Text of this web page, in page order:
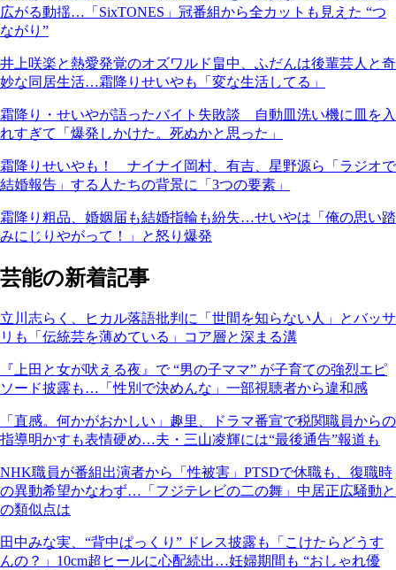
広がる動揺…「SixTONES」冠番組から全カットも見えた “つ
ながり”
井上咲楽と熱愛発覚のオズワルド畠中、ふだんは後輩芸人と奇
妙な同居生活…霜降りせいやも「変な生活してる」
霜降り・せいやが語ったバイト失敗談 自動皿洗い機に皿を入
れすぎて「爆発しかけた。死ぬかと思った」
霜降りせいやも！ ナイナイ岡村、有吉、星野源ら「ラジオで
結婚報告」する人たちの背景に「3つの要素」
霜降り粗品、婚姻届も結婚指輪も紛失…せいやは「俺の思い踏
みにじりやがって！」と怒り爆発
芸能の新着記事
立川志らく、ヒカル落語批判に「世間を知らない人」とバッサ
リも「伝統芸を薄めている」コア層と深まる溝
『上田と女が吠える夜』で “男の子ママ” が子育ての強烈エピ
ソード披露も…「性別で決めんな」一部視聴者から違和感
「直感。何かがおかしい」趣里、ドラマ番宣で税関職員からの
指導明かすも表情硬め…夫・三山凌輝には“最後通告”報道も
NHK職員が番組出演者から「性被害」PTSDで休職も、復職時
の異動希望かなわず…「フジテレビの二の舞」中居正広騒動と
の類似点は
田中みな実、“背中ぱっくり” ドレス披露も「こけたらどうす
んの？」10cm超ヒールに心配続出…妊婦期間も “おしゃれ優